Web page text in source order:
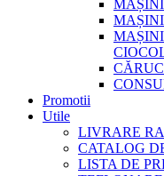
Promotii
Utile
LIVRARE
CATALOG
LISTA DE